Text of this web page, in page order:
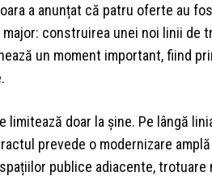
a anunțat că patru oferte au
construirea unei noi linii de
un moment important, fiind
limitează doar la șine. Pe lângă
prevede o modernizare
publice adiacente,